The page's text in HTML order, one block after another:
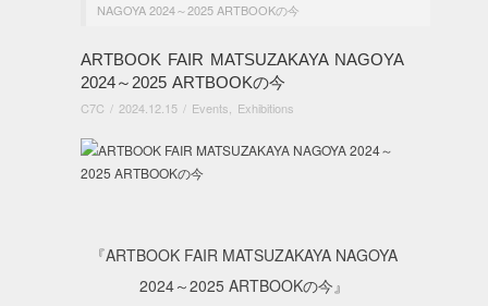
NAGOYA 2024～2025 ARTBOOKの今
ARTBOOK FAIR MATSUZAKAYA NAGOYA
2024～2025 ARTBOOKの今
C7C / 2024.12.15 / Events, Exhibitions
『ARTBOOK FAIR MATSUZAKAYA NAGOYA
2024～2025 ARTBOOKの今』